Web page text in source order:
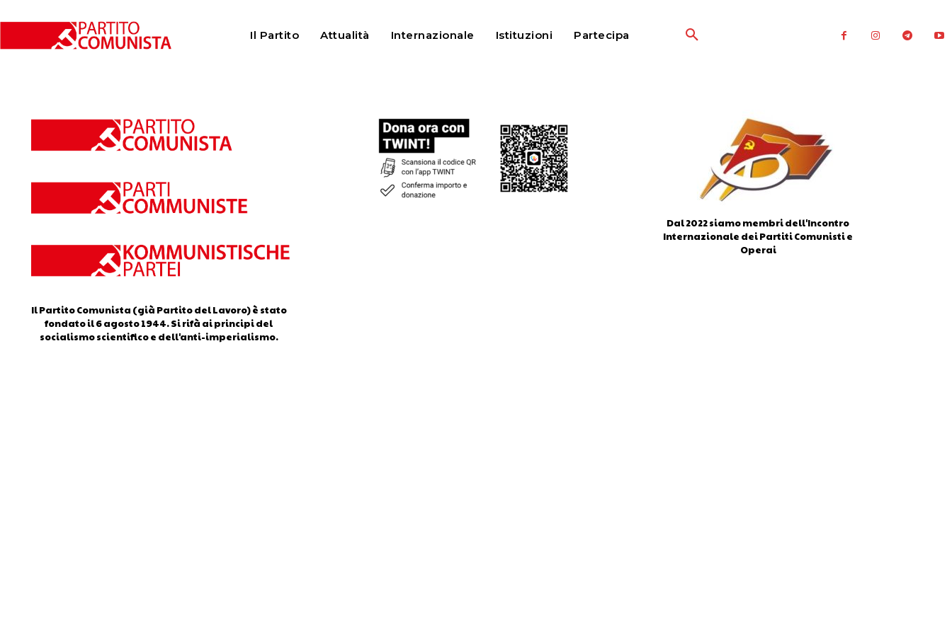
Il Partito Attualità Internazionale Istituzioni Partecipa
Home Calendario
Calendario
Il Partito Comunista (già Partito del Lavoro) è stato
fondato il 6 agosto 1944. Si rifà ai principi del
socialismo scientifico e dell'anti-imperialismo.
Dal 2022 siamo membri dell'Incontro
Internazionale dei Partiti Comunisti e
Operai